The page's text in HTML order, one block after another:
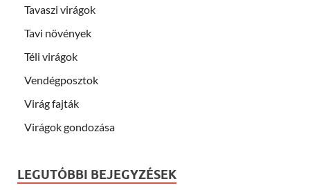
Tavaszi virágok
Tavi növények
Téli virágok
Vendégposztok
Virág fajták
Virágok gondozása
LEGUTÓBBI BEJEGYZÉSEK